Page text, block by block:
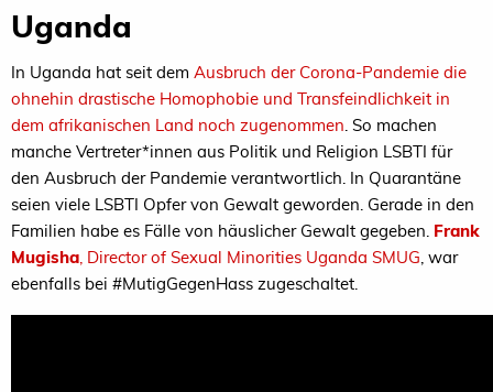
Uganda
In Uganda hat seit dem Ausbruch der Corona-Pandemie die
ohnehin drastische Homophobie und Transfeindlichkeit in
dem afrikanischen Land noch zugenommen. So machen
manche Vertreter*innen aus Politik und Religion LSBTI für
den Ausbruch der Pandemie verantwortlich. In Quarantäne
seien viele LSBTI Opfer von Gewalt geworden. Gerade in den
Familien habe es Fälle von häuslicher Gewalt gegeben. Frank
Mugisha, Director of Sexual Minorities Uganda SMUG, war
ebenfalls bei #MutigGegenHass zugeschaltet.